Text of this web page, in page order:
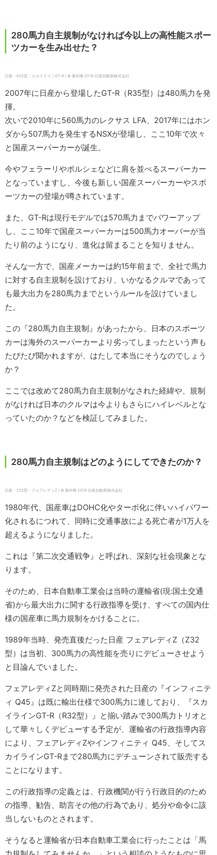
280馬力自主規制がなければ今以上の高性能スポー
ツカーを生み出せた？
日産・R32型・スカイラインGT-R / © 著作権 2019 日産自動車株式会社
2007年に日産から登場したGT-R（R35型）は480馬力を発
揮。
次いで2010年に560馬力のレクサス LFA、2017年にはホン
ダから507馬力を発生するNSXが登場し、ここ10年で次々
と国産スーパーカーが誕生。
今やフェラーリやポルシェなどに肩を並べるスーパーカー
となっていますし、今後も新しい国産スーパーカーやスポ
ーツカーの登場が噂されています。
また、GT-Rは現行モデルでは570馬力までパワーアップ
し、ここ10年で国産スーパーカーは500馬力オーバーが当
たり前のようになり、進化は留まることを知りません。
そんな一方で、国産メーカーは約15年前まで、全社で馬力
に対する自主規制を設けており、いかなるクルマであって
も最大出力を280馬力までというルールを設けていまし
た。
この『280馬力自主規制』があったから、日本のスポーツ
カーは海外のスーパーカーより劣ってしまったという声も
たびたび聞かれますが、はたして本当にそうなのでしょう
か？
ここでは改めて280馬力自主規制がなされた経緯や、規制
がなければ日本のクルマは今よりもさらにハイレベルとな
っていたのか？などを検証してみました。
280馬力自主規制はどのようにしてできたのか？
日産・Z32型・フェアレディZ / © 著作権 2019 日産自動車株式会社
1980年代、国産車はDOHC化やターボ化に伴いハイパワー
化されるにつれて、同時に交通事故による死亡者が1万人を
超えるようになりました。
これは『第二次交通戦争』と呼ばれ、深刻な社会現象とな
ります。
そのため、日本自動車工業会は当時の運輸省(現:国土交通
省)から最大出力に関する行政指導を受け、すべての国内仕
様の国産車に馬力規制をかけることに。
1989年当時、発売直後だった日産 フェアレディZ（Z32
型）は当初、300馬力の高性能を売りにデビューさせよう
と目論んでいました。
フェアレディZと同時期に発売された日産の『インフィニテ
ィ Q45』は既に輸出仕様で300馬力に達しており、『スカ
イラインGT-R（R32型）』と揃い踏みで300馬力トリオと
して華々しくデビューする予定が、運輸省の行政指導内容
により、フェアレディZやインフィニティ Q45、そしてス
カイラインGT-Rまで280馬力にデチューンされて販売する
ことになります。
この行政指導の定義とは、行政機関が行う行政目的のため
の指導、勧告、助言その他の行為であり、処分や命令に該
当しないものとされます。
そうなると運輸省が日本自動車工業会に行ったことは「馬